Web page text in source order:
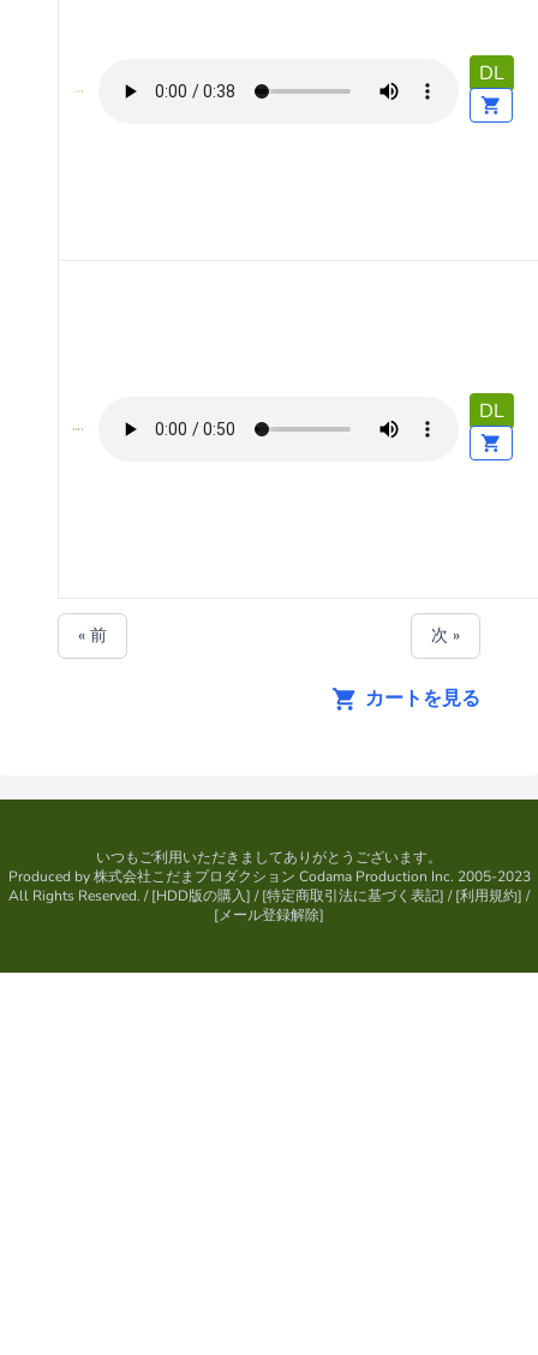
DL
DL
« 前 次 »
カートを見る
いつもご利用いただきましてありがとうございます。
Produced by株式会社こだまプロダクション Codama Production Inc. 2005-2023
All Rights Reserved. / [HDD版の購入] / [特定商取引法に基づく表記] / [利用規約] /
[メール登録解除]